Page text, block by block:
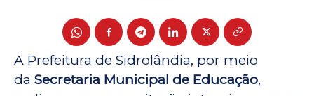
A Prefeitura de Sidrolândia, por meio
da Secretaria Municipal de Educação,